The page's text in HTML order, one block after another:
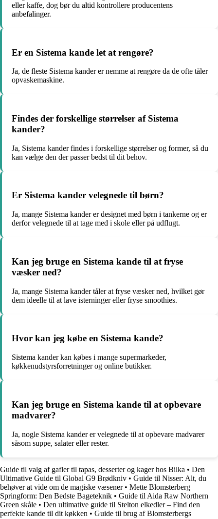
eller kaffe, dog bør du altid kontrollere producentens
anbefalinger.
Er en Sistema kande let at rengøre?
Ja, de fleste Sistema kander er nemme at rengøre da de ofte tåler
opvaskemaskine.
Findes der forskellige størrelser af Sistema
kander?
Ja, Sistema kander findes i forskellige størrelser og former, så du
kan vælge den der passer bedst til dit behov.
Er Sistema kander velegnede til børn?
Ja, mange Sistema kander er designet med børn i tankerne og er
derfor velegnede til at tage med i skole eller på udflugt.
Kan jeg bruge en Sistema kande til at fryse
væsker ned?
Ja, mange Sistema kander tåler at fryse væsker ned, hvilket gør
dem ideelle til at lave isterninger eller fryse smoothies.
Hvor kan jeg købe en Sistema kande?
Sistema kander kan købes i mange supermarkeder,
køkkenudstyrsforretninger og online butikker.
Kan jeg bruge en Sistema kande til at opbevare
madvarer?
Ja, nogle Sistema kander er velegnede til at opbevare madvarer
såsom suppe, salater eller rester.
Guide til valg af gafler til tapas, desserter og kager hos Bilka • Den
Ultimative Guide til Global G9 Brødkniv • Guide til Nisser: Alt, du
behøver at vide om de magiske væsener• Mette Blomsterberg
Springform: Den Bedste Bageteknik • Guide til Aida Raw Northern
Green skåle • Den ultimative guide til Stelton elkedler – Find den
perfekte kande til dit køkken • Guide til brug af Blomsterbergs